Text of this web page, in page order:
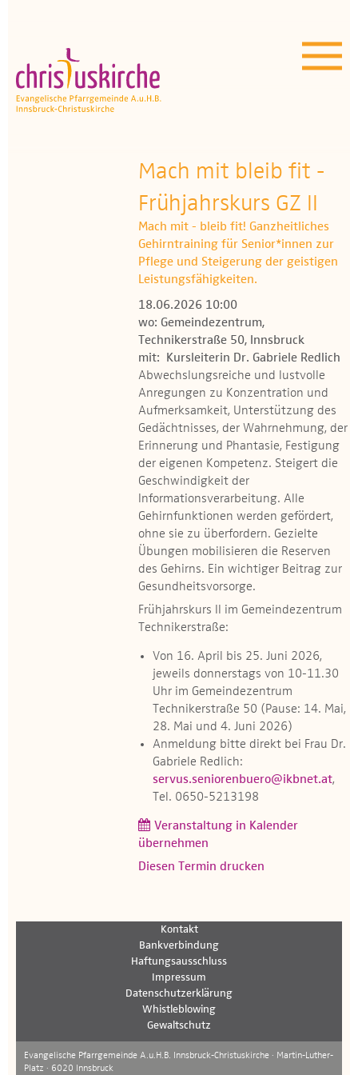
Unser Angebot
OEZ
Wissenswertes
Medien
Kontakt
Mach mit bleib fit -
Frühjahrskurs GZ II
Mach mit - bleib fit! Ganzheitliches
Gehirntraining für Senior*innen zur
Pflege und Steigerung der geistigen
Leistungsfähigkeiten.
18.06.2026 10:00
wo: Gemeindezentrum,
Technikerstraße 50, Innsbruck
mit: Kursleiterin Dr. Gabriele Redlich
Abwechslungsreiche und lustvolle
Anregungen zu Konzentration und
Aufmerksamkeit, Unterstützung des
Gedächtnisses, der Wahrnehmung, der
Erinnerung und Phantasie, Festigung
der eigenen Kompetenz. Steigert die
Geschwindigkeit der
Informationsverarbeitung. Alle
Gehirnfunktionen werden gefördert,
ohne sie zu überfordern. Gezielte
Übungen mobilisieren die Reserven
des Gehirns. Ein wichtiger Beitrag zur
Gesundheitsvorsorge.
Frühjahrskurs II im Gemeindezentrum
Technikerstraße:
Von 16. April bis 25. Juni 2026,
jeweils donnerstags von 10-11.30
Uhr im Gemeindezentrum
Technikerstraße 50 (Pause: 14. Mai,
28. Mai und 4. Juni 2026)
Anmeldung bitte direkt bei Frau Dr.
Gabriele Redlich:
servus.seniorenbuero@ikbnet.at,
Tel. 0650-5213198
Veranstaltung in Kalender
übernehmen
Diesen Termin drucken
Kontakt
Bankverbindung
Haftungsausschluss
Impressum
Datenschutzerklärung
Whistleblowing
Gewaltschutz
Evangelische Pfarrgemeinde A.u.H.B. Innsbruck-Christuskirche · Martin-Luther-
Platz · 6020 Innsbruck